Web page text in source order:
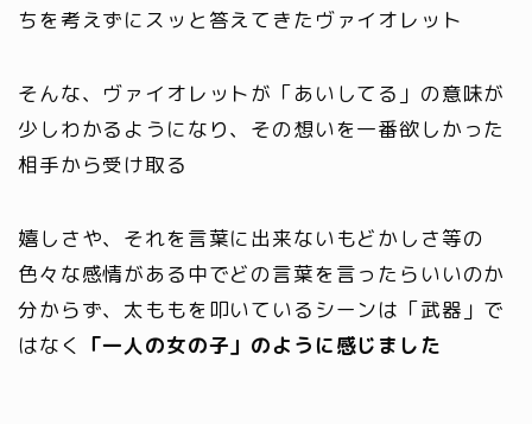
ちを考えずにスッと答えてきたヴァイオレット
そんな、ヴァイオレットが「あいしてる」の意味が
少しわかるようになり、その想いを一番欲しかった
相手から受け取る
嬉しさや、それを言葉に出来ないもどかしさ等の
色々な感情がある中でどの言葉を言ったらいいのか
分からず、太ももを叩いているシーンは「武器」で
はなく
「一人の女の子」のように感じました